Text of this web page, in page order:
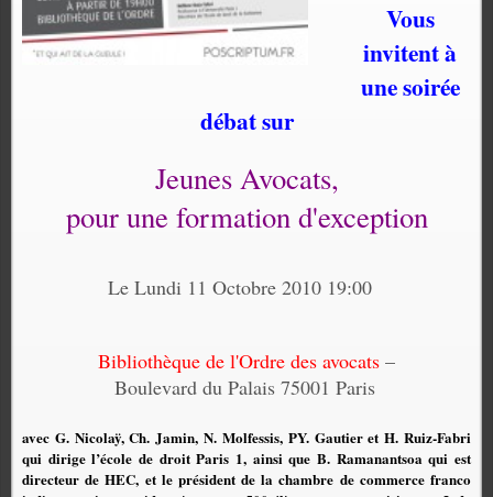
Vous
invitent à
une soirée
débat sur
Jeunes Avocats,
pour une formation d'exception
Le Lundi 11 Octobre 2010 19:00
Bibliothèque de l'Ordre des avocats –
Boulevard du Palais 75001 Paris
avec G. Nicolaÿ, Ch. Jamin, N. Molfessis, PY. Gautier et H. Ruiz-Fabri
qui dirige l’école de droit Paris 1, ainsi que B. Ramanantsoa qui est
directeur de HEC, et le président de la chambre de commerce franco